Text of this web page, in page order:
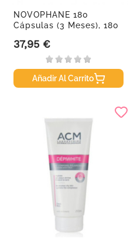
NOVOPHANE 180
Cápsulas (3 Meses), 180
Precio
37,95 €
Añadir Al Carrito